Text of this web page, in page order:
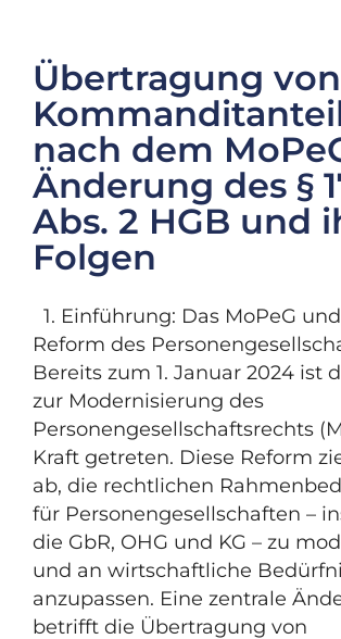
Übertragung von
nach dem
Änderung des §
Abs. 2 HGB und
Folgen
1. Einführung: Das MoPeG
Reform des
Bereits zum 1. Januar 2024 ist
zur Modernisierung des
Personengesellschaftsrechts
Kraft getreten. Diese Reform
ab, die rechtlichen
für Personengesellschaften –
die GbR, OHG und KG – zu
und an wirtschaftliche
anzupassen. Eine zentrale
betrifft die Übertragung von